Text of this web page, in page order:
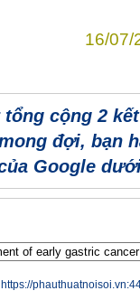
16/07/
tổng cộng 2
đợi, bạn
Google